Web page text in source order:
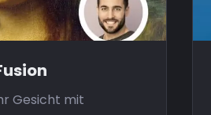
Gesicht mit